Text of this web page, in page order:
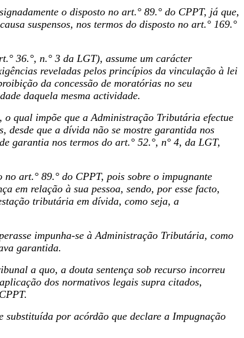
o disposto no art.° 89.° do CPPT, já que,
suspensos, nos termos do disposto no art.° 169.°
36.°, n.° 3 da LGT), assume um carácter
reveladas pelos princípios da vinculação à lei
da concessão de moratórias no seu
daquela mesma actividade.
qual impõe que a Administração Tributária efectue
desde que a dívida não se mostre garantida nos
garantia nos termos do art.° 52.°, n° 4, da LGT,
art.° 89.° do CPPT, pois sobre o impugnante
em relação à sua pessoa, sendo, por esse facto,
tributária em dívida, como seja, a
impunha-se à Administração Tributária, como
garantida.
a quo, a douta sentença sob recurso incorreu
dos normativos legais supra citados,
substituída por acórdão que declare a Impugnação